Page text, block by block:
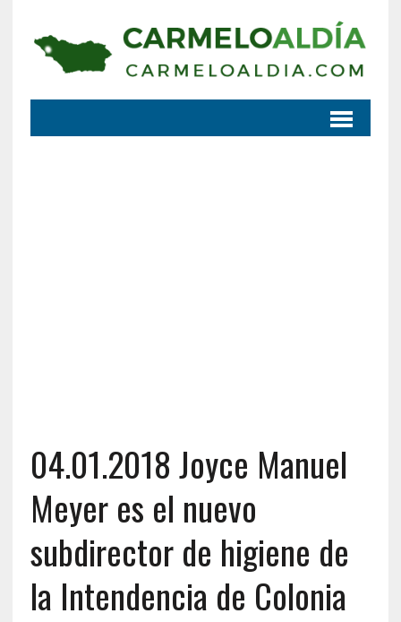
04.01.2018 Joyce Manuel
Meyer es el nuevo
subdirector de higiene de
la Intendencia de Colonia